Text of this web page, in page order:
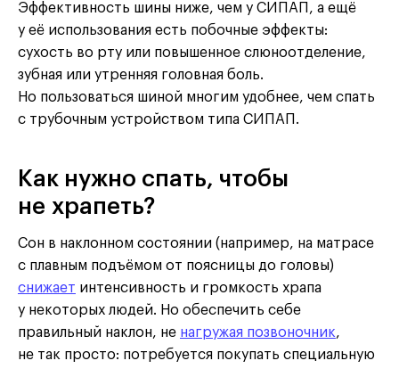
Эффективность шины ниже, чем у СИПАП, а ещё
у её использования есть побочные эффекты:
сухость во рту или повышенное слюноотделение,
зубная или утренняя головная боль.
Но пользоваться шиной многим удобнее, чем спать
с трубочным устройством типа СИПАП.
Как нужно спать, чтобы
не храпеть?
Сон в наклонном состоянии (например, на матрасе
с плавным подъёмом от поясницы до головы)
снижает интенсивность и громкость храпа
у некоторых людей. Но обеспечить себе
правильный наклон, не нагружая позвоночник,
не так просто: потребуется покупать специальную